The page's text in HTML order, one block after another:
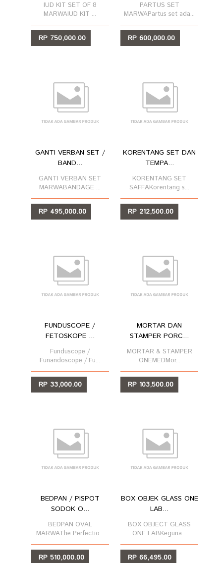
IUD KIT SET OF 8
MARWAIUD KIT ...
RP 750,000.00
PARTUS SET
MARWAPartus set ada...
RP 600,000.00
GANTI VERBAN SET /
BAND...
GANTI VERBAN SET
MARWABANDAGE ...
RP 495,000.00
KORENTANG SET DAN
TEMPA...
KORENTANG SET
SAFFAKorentang s...
RP 212,500.00
FUNDUSCOPE /
FETOSKOPE ...
Funduscope /
Funandoscope / Fu...
RP 33,000.00
MORTAR DAN
STAMPER PORC...
MORTAR & STAMPER
ONEMEDMor...
RP 103,500.00
BEDPAN / PISPOT
SODOK O...
BEDPAN OVAL
MARWAThe Perfectio...
RP 510,000.00
BOX OBJEK GLASS ONE
LAB...
BOX OBJECT GLASS
ONE LABKeguna...
RP 66,495.00